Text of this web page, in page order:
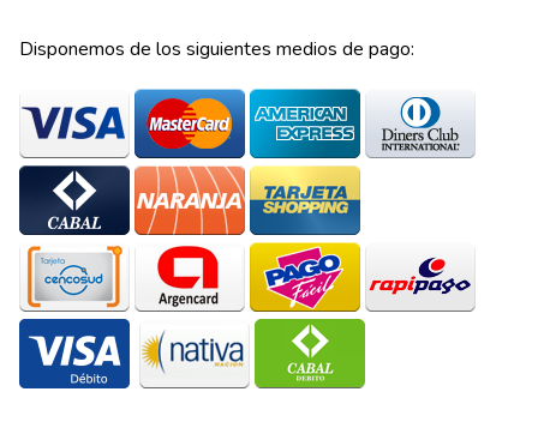
Disponemos de los siguientes medios de pago: